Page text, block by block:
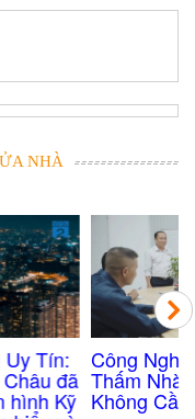
NHÀ
Nghệ Chống
Nhà Vệ Sinh
Cần Đục Gạch